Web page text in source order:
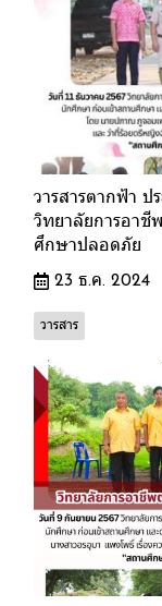
วารสารตากฟ้า
วิทยาลัยการอาชี
ศึกษาปลอดภัย
23 ธ.ค. 2024
วารสาร